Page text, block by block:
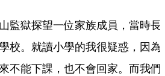
監獄探望一位家族成員，當時長
校。就讀小學的我很疑惑，因為
不能下課，也不會回家。而我們